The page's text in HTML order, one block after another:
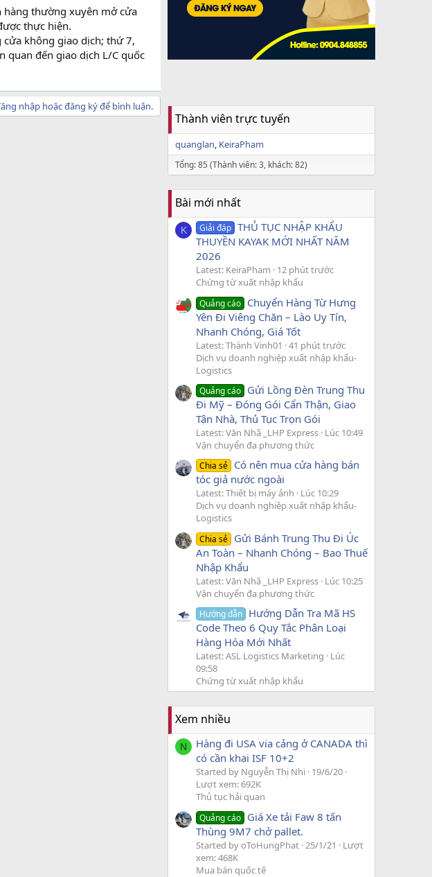
hàng thường xuyên mở cửa
thực hiện.
không giao dịch; thứ 7,
quan đến giao dịch L/C quốc
nhập hoặc đăng ký để bình luận.
Thành viên trực tuyến
quanglan KeiraPham
Tổng: 85 (Thành viên: 3, khách: 82)
Bài mới nhất
K Giải đáp THỦ TỤC NHẬP KHẨU
THUYỀN KAYAK MỚI NHẤT NĂM
2026
Latest: KeiraPham
12 phút trước
Chứng từ xuất nhập khẩu
Quảng cáo Chuyển Hàng Từ Hưng
Yên Đi Viêng Chăn – Lào Uy Tín,
Nhanh Chóng, Giá Tốt
Latest: Thành Vinh01
41 phút trước
Dịch vụ doanh nghiệp xuất nhập khẩu-
Logistics
Quảng cáo Gửi Lồng Đèn Trung Thu
Đi Mỹ – Đóng Gói Cẩn Thận, Giao
Tận Nhà, Thủ Tục Trọn Gói
Latest: Văn Nhã _LHP Express Lúc 10:49
Vận chuyển đa phương thức
Chia sẻ Có nên mua cửa hàng bán
tóc giả nước ngoài
Latest: Thiết bị máy ảnh
Lúc 10:29
Dịch vụ doanh nghiệp xuất nhập khẩu-
Logistics
Chia sẻ Gửi Bánh Trung Thu Đi Úc
An Toàn – Nhanh Chóng – Bao Thuế
Nhập Khẩu
Latest: Văn Nhã _LHP Express Lúc 10:25
Vận chuyển đa phương thức
Hướng dẫn Hướng Dẫn Tra Mã HS
Code Theo 6 Quy Tắc Phân Loại
Hàng Hóa Mới Nhất
Latest: ASL Logistics Marketing
Lúc
09:58
Chứng từ xuất nhập khẩu
Xem nhiều
N
Hàng đi USA via cảng ở CANADA thì
có cần khai ISF 10+2
Started by Nguyễn Thị Nhi 19/6/20
Lượt xem: 692K
Thủ tục hải quan
Quảng cáo Giá Xe tải Faw 8 tấn
Thùng 9M7 chở pallet.
Started by oToHungPhat 25/1/21
Lượt
xem: 468K
Mua bán quốc tế